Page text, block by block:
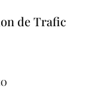
de Trafic